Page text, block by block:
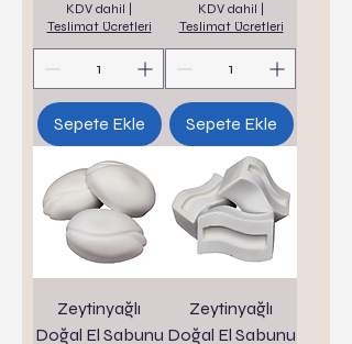
KDV dahil
Teslimat Ücretleri
Sepete Ekle
KDV dahil
Teslimat Ücretleri
Sepete Ekle
Zeytinyağlı
Doğal El Sabunu
Zeytinyağlı
Doğal El Sabunu